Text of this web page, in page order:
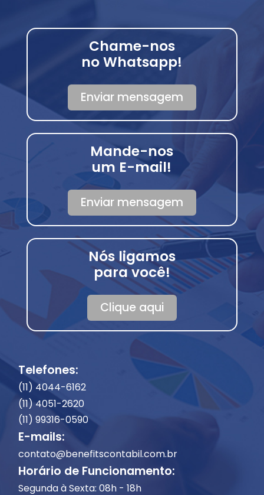
Chame-nos
no Whatsapp!
Enviar mensagem
Mande-nos
um E-mail!
Enviar mensagem
Nós ligamos
para você!
Clique aqui
Telefones:
(11) 4044-6162
(11) 4051-2620
(11) 99316-0590
E-mails:
contato@benefitscontabil.com.br
Horário de Funcionamento:
Segunda à Sexta: 08h - 18h